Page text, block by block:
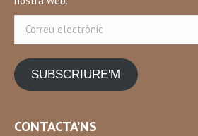
electrònic
SUBSCRIURE'M
CONTACTA’NS